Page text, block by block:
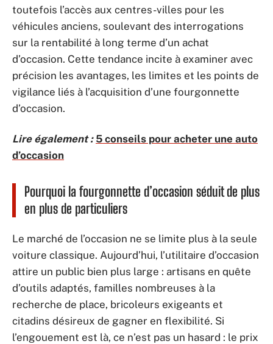
toutefois l’accès aux centres-villes pour les
véhicules anciens, soulevant des interrogations
sur la rentabilité à long terme d’un achat
d’occasion. Cette tendance incite à examiner avec
précision les avantages, les limites et les points de
vigilance liés à l’acquisition d’une fourgonnette
d’occasion.
Lire également : 5 conseils pour acheter une auto
d’occasion
Pourquoi la fourgonnette d’occasion séduit de plus
en plus de particuliers
Le marché de l’occasion ne se limite plus à la seule
voiture classique. Aujourd’hui, l’utilitaire d’occasion
attire un public bien plus large : artisans en quête
d’outils adaptés, familles nombreuses à la
recherche de place, bricoleurs exigeants et
citadins désireux de gagner en flexibilité. Si
l’engouement est là, ce n’est pas un hasard : le prix